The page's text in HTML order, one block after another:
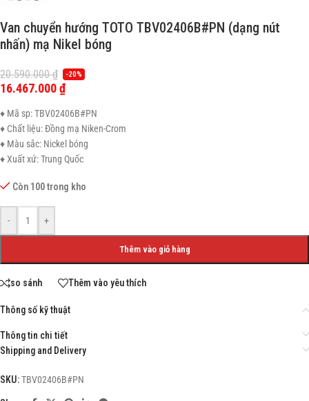
Van chuyển hướng TOTO TBV02406B#PN (dạng nút
nhấn) mạ Nikel bóng
20.590.000₫ -20%
16.467.000₫
♦ Mã sp: TBV02406B#PN
♦ Chất liệu: Đồng mạ Niken-Crom
♦ Màu sắc: Nickel bóng
♦ Xuất xứ: Trung Quốc
Còn 100 trong kho
- +
Thêm vào giỏ hàng
so sánh Thêm vào yêu thích
Thông số kỹ thuật
Thông tin chi tiết
Shipping and Delivery
SKU:TBV02406B#PN